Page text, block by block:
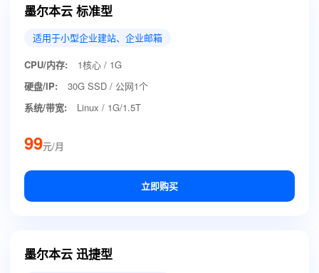
墨尔本云 标准型
适用于小型企业建站、企业邮箱
CPU/内存:
1核心 / 1G
硬盘/IP:
30G SSD / 公网1个
系统/带宽:
Linux / 1G/1.5T
99元/月
立即购买
墨尔本云 迅捷型